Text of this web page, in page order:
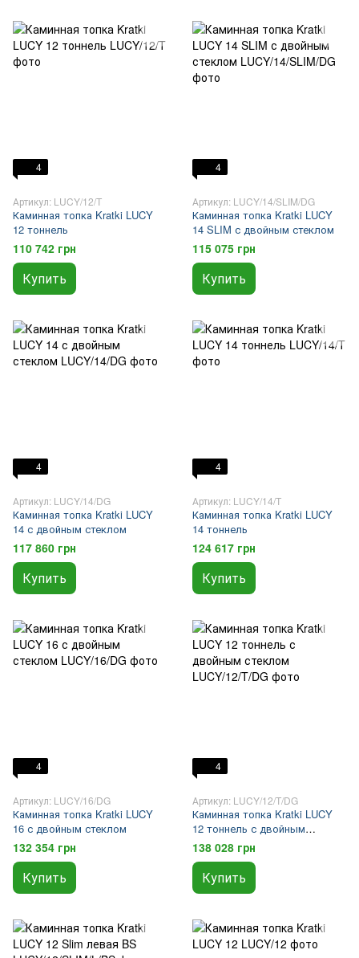
4
Артикул: LUCY/12/T
Каминная топка Kratki LUCY
12 тоннель
110 742 грн
Купить
4
Артикул: LUCY/14/SLIM/DG
Каминная топка Kratki LUCY
14 SLIM с двойным стеклом
115 075 грн
Купить
4
Артикул: LUCY/14/DG
Каминная топка Kratki LUCY
14 с двойным стеклом
117 860 грн
Купить
4
Артикул: LUCY/14/T
Каминная топка Kratki LUCY
14 тоннель
124 617 грн
Купить
4
Артикул: LUCY/16/DG
Каминная топка Kratki LUCY
16 с двойным стеклом
132 354 грн
Купить
4
Артикул: LUCY/12/T/DG
Каминная топка Kratki LUCY
12 тоннель с двойным
стеклом
138 028 грн
Купить